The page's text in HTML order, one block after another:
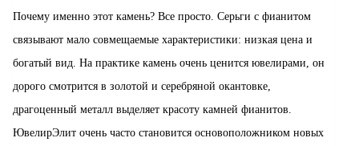
Почему именно этот камень? Все просто. Серьги с фианитом
связывают мало совмещаемые характеристики: низкая цена и
богатый вид. На практике камень очень ценится ювелирами, он
дорого смотрится в золотой и серебряной окантовке,
драгоценный металл выделяет красоту камней фианитов.
ЮвелирЭлит очень часто становится основоположником новых